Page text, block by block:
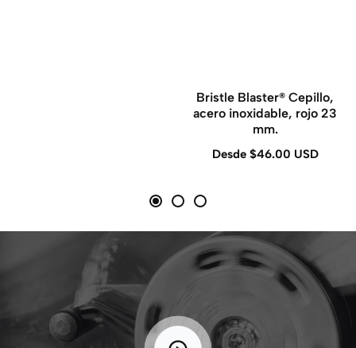
Bristle Blaster® Cepillo,
acero inoxidable, rojo 23
mm.
Precio
Desde $46.00 USD